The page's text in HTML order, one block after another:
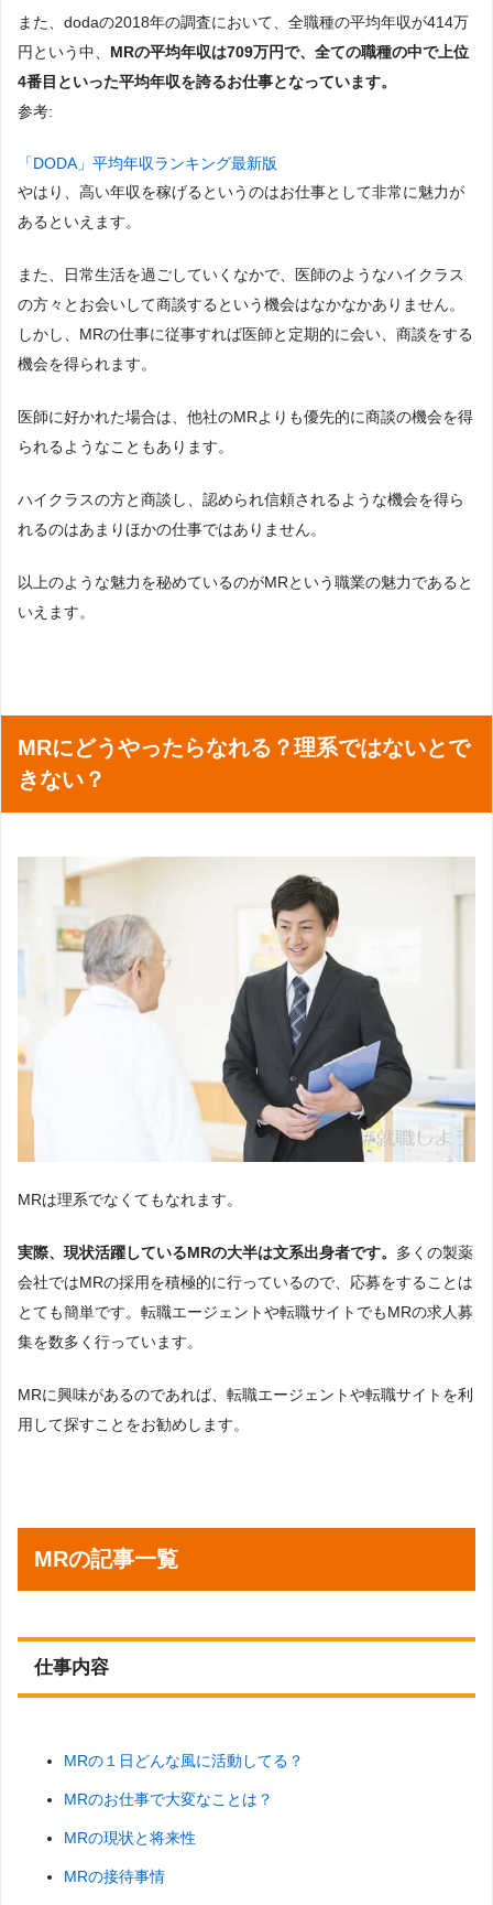
また、dodaの2018年の調査において、全職種の平均年収が414万
円という中、 MRの平均年収は709万円で、全ての職種の中で上位
4番目といった平均年収を誇るお仕事となっています。
参考:
「DODA」平均年収ランキング最新版
やはり、高い年収を稼げるというのはお仕事として非常に魅力が
あるといえます。
また、日常生活を過ごしていくなかで、医師のようなハイクラス
の方々とお会いして商談するという機会はなかなかありません。
しかし、MRの仕事に従事すれば医師と定期的に会い、商談をする
機会を得られます。
医師に好かれた場合は、他社のMRよりも優先的に商談の機会を得
られるようなこともあります。
ハイクラスの方と商談し、認められ信頼されるような機会を得ら
れるのはあまりほかの仕事ではありません。
以上のような魅力を秘めているのがMRという職業の魅力であると
いえます。
MRにどうやったらなれる？理系ではないとで
きない？
MRは理系でなくてもなれます。
実際、現状活躍しているMRの大半は文系出身者です。 多くの製薬
会社ではMRの採用を積極的に行っているので、応募をすることは
とても簡単です。転職エージェントや転職サイトでもMRの求人募
集を数多く行っています。
MRに興味があるのであれば、転職エージェントや転職サイトを利
用して探すことをお勧めします。
MRの記事一覧
仕事内容
MRの１日どんな風に活動してる？
MRのお仕事で大変なことは？
MRの現状と将来性
MRの接待事情